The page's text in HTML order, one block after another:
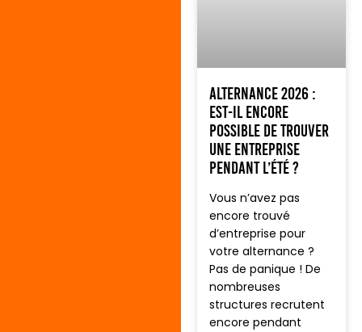
Alternance 2026 :
est-il encore
possible de trouver
une entreprise
pendant l’été ?
Vous n’avez pas
encore trouvé
d’entreprise pour
votre alternance ?
Pas de panique ! De
nombreuses
structures recrutent
encore pendant